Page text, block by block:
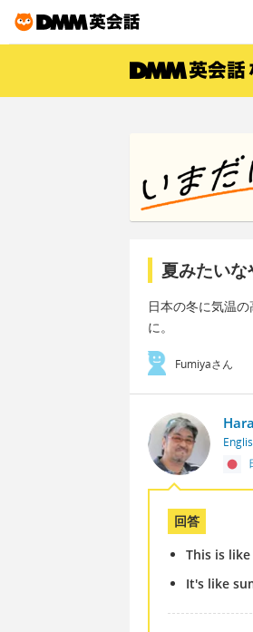
夏みたい
日本の冬に気温
に。
Fumiyaさん
回答
This is like
It's like